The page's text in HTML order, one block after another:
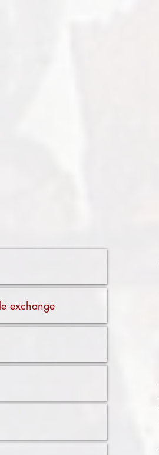
exchange